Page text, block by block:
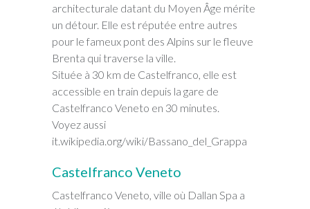
architecturale datant du Moyen Âge mérite
un détour. Elle est réputée entre autres
pour le fameux pont des Alpins sur le fleuve
Brenta qui traverse la ville.
Située à 30 km de Castelfranco, elle est
accessible en train depuis la gare de
Castelfranco Veneto en 30 minutes.
Voyez aussi
it.wikipedia.org/wiki/Bassano_del_Grappa
Castelfranco Veneto
Castelfranco Veneto, ville où Dallan Spa a